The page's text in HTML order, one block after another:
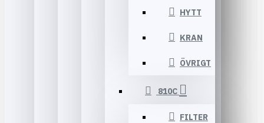
HYTT
KRAN
ÖVRIGT
810C
FILTER